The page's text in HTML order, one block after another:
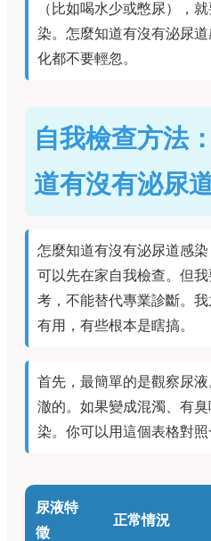
（比如喝水少或憋尿），
染。怎麼知道有沒有泌尿
化都不要輕忽。
自我檢查方法
道有沒有泌尿
怎麼知道有沒有泌尿道感
可以先在家自我檢查。但
考，不能替代專業診斷。
有用，有些根本是瞎搞。
首先，最簡單的是觀察尿
澈的。如果變成混濁、有
染。你可以用這個表格對照
尿液特
徵
正常情況